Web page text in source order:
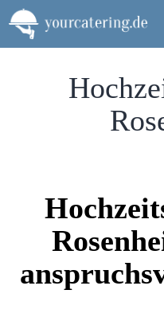
Zum
Inhalt
springen